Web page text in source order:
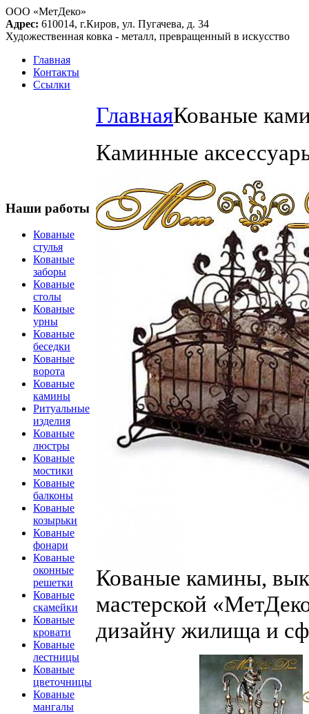
ООО «МетДеко»
Адрес: 610014, г.Киров, ул. Пугачева, д. 34
Художественная ковка - металл, превращенный в искусство
Главная
Контакты
Ссылки
Наши работы
Кованые
стулья
Кованые
заборы
Кованые
столы
Кованые
урны
Кованые
беседки
Кованые
ворота
Кованые
камины
Ритуальные
изделия
Кованые
люстры
Кованые
мостики
Кованые
балконы
Кованые
козырьки
Кованые
фонари
Кованые
оконные
решетки
Кованые
скамейки
Кованые
кровати
Кованые
лестницы
Кованые
цветочницы
Кованые
мангалы
ГлавнаяКованые
Каминные
Кованые камины,
мастерской
дизайну жилища и